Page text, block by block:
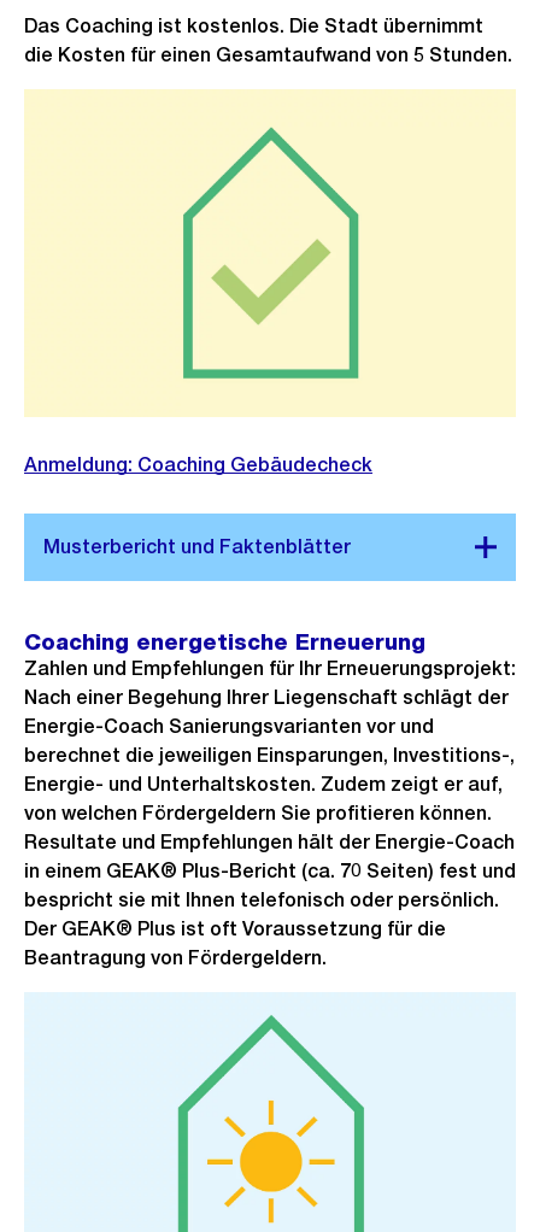
Das Coaching ist kostenlos. Die Stadt übernimmt
die Kosten für einen Gesamtaufwand von 5 Stunden.
Anmeldung: Coaching Gebäudecheck
Coaching energetische Erneuerung
Zahlen und Empfehlungen für Ihr Erneuerungsprojekt:
Nach einer Begehung Ihrer Liegenschaft schlägt der
Energie-Coach Sanierungsvarianten vor und
berechnet die jeweiligen Einsparungen, Investitions-,
Energie- und Unterhaltskosten. Zudem zeigt er auf,
von welchen Fördergeldern Sie profitieren können.
Resultate und Empfehlungen hält der Energie-Coach
in einem GEAK® Plus-Bericht (ca. 70 Seiten) fest und
bespricht sie mit Ihnen telefonisch oder persönlich.
Der GEAK® Plus ist oft Voraussetzung für die
Beantragung von Fördergeldern.